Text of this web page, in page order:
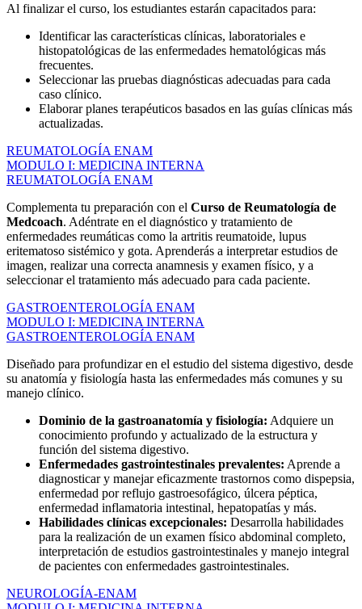
Al finalizar el curso, los estudiantes estarán capacitados para:
Identificar las características clínicas, laboratoriales e
histopatológicas de las enfermedades hematológicas más
frecuentes.
Seleccionar las pruebas diagnósticas adecuadas para cada
caso clínico.
Elaborar planes terapéuticos basados en las guías clínicas más
actualizadas.
REUMATOLOGÍA ENAM
MODULO I: MEDICINA INTERNA
REUMATOLOGÍA ENAM
Complementa tu preparación con el Curso de Reumatología de
Medcoach. Adéntrate en el diagnóstico y tratamiento de
enfermedades reumáticas como la artritis reumatoide, lupus
eritematoso sistémico y gota. Aprenderás a interpretar estudios de
imagen, realizar una correcta anamnesis y examen físico, y a
seleccionar el tratamiento más adecuado para cada paciente.
GASTROENTEROLOGÍA ENAM
MODULO I: MEDICINA INTERNA
GASTROENTEROLOGÍA ENAM
Diseñado para profundizar en el estudio del sistema digestivo, desde
su anatomía y fisiología hasta las enfermedades más comunes y su
manejo clínico.
Dominio de la gastroanatomía y fisiología: Adquiere un
conocimiento profundo y actualizado de la estructura y
función del sistema digestivo.
Enfermedades gastrointestinales prevalentes: Aprende a
diagnosticar y manejar eficazmente trastornos como dispepsia,
enfermedad por reflujo gastroesofágico, úlcera péptica,
enfermedad inflamatoria intestinal, hepatopatías y más.
Habilidades clínicas excepcionales: Desarrolla habilidades
para la realización de un examen físico abdominal completo,
interpretación de estudios gastrointestinales y manejo integral
de pacientes con enfermedades gastrointestinales.
NEUROLOGÍA-ENAM